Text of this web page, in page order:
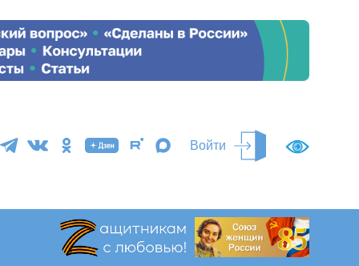
Войти